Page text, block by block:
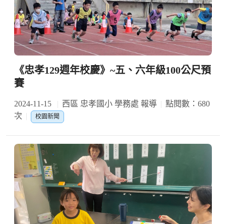
《忠孝129週年校慶》~五、六年級100公尺預
賽
2024-11-15 西區 忠孝國小 學務處 報導
點閱數：680
次
校園新聞